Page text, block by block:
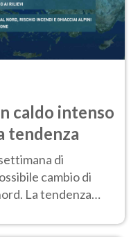
caldo intenso
tendenza
di
cambio di
La tendenza